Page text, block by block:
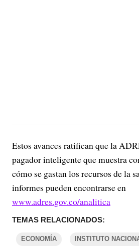
Estos avances ratifican que la
pagador inteligente que muestra
cómo se gastan los recursos de la
informes pueden encontrarse en
www.adres.gov.co/analitica
TEMAS RELACIONADOS:
ECONOMÍA INSTITUTO